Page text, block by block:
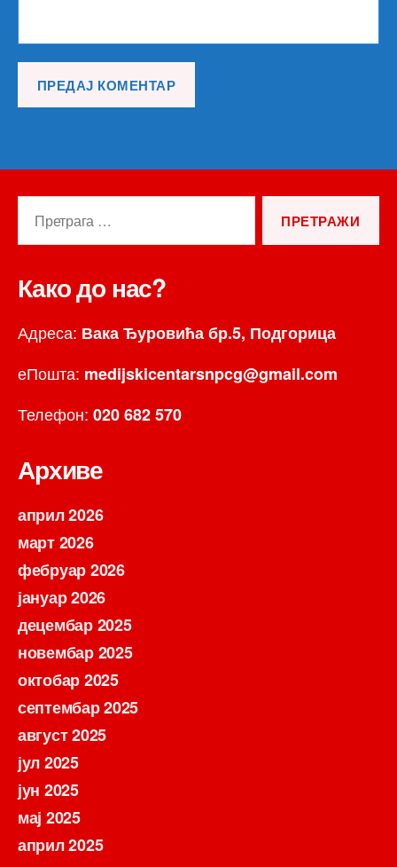
Како до нас?
Адреса: Вака Ђуровића бр.5, Подгорица
еПошта: medijskicentarsnpcg@gmail.com
Телефон: 020 682 570
Архиве
април 2026
март 2026
фебруар 2026
јануар 2026
децембар 2025
новембар 2025
октобар 2025
септембар 2025
август 2025
јул 2025
јун 2025
мај 2025
април 2025